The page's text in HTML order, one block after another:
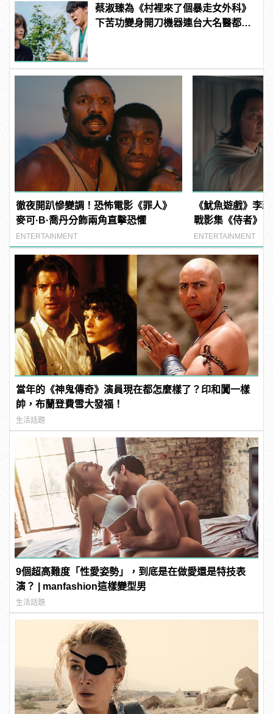
蔡淑臻為《村裡來了個暴走女外科》
下苦功變身開刀機器連台大名醫都認
徹夜開趴慘變調！恐怖電影《罪人》
麥可·B·喬丹分飾兩角直擊恐懼
ENTERTAINMENT
《魷魚遊戲》李
戰影集《侍者》
破
ENTERTAINMENT
當年的《神鬼傳奇》演員現在都怎麼樣了？印和闐一樣
帥，布蘭登費雪大發福！
生活話題
9個超高難度「性愛姿勢」，到底是在做愛還是特技表
演？ | manfashion這樣變型男
生活話題